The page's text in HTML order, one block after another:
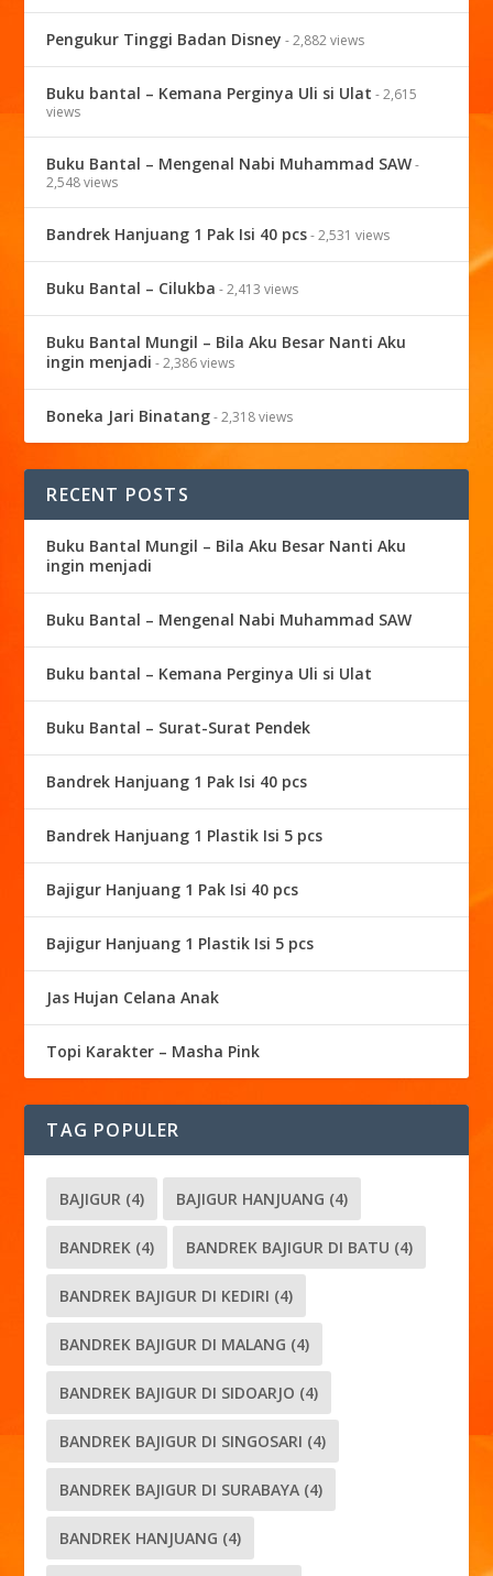
Pengukur Tinggi Badan Disney - 2,882 views
Buku bantal – Kemana Perginya Uli si Ulat - 2,615
views
Buku Bantal – Mengenal Nabi Muhammad SAW-
2,548 views
Bandrek Hanjuang 1 Pak Isi 40 pcs- 2,531 views
Buku Bantal – Cilukba - 2,413 views
Buku Bantal Mungil – Bila Aku Besar Nanti Aku
ingin menjadi - 2,386 views
Boneka Jari Binatang- 2,318 views
RECENT POSTS
Buku Bantal Mungil – Bila Aku Besar Nanti Aku
ingin menjadi
Buku Bantal – Mengenal Nabi Muhammad SAW
Buku bantal – Kemana Perginya Uli si Ulat
Buku Bantal – Surat-Surat Pendek
Bandrek Hanjuang 1 Pak Isi 40 pcs
Bandrek Hanjuang 1 Plastik Isi 5 pcs
Bajigur Hanjuang 1 Pak Isi 40 pcs
Bajigur Hanjuang 1 Plastik Isi 5 pcs
Jas Hujan Celana Anak
Topi Karakter – Masha Pink
TAG POPULER
BAJIGUR (4) BAJIGUR HANJUANG (4)
BANDREK (4) BANDREK BAJIGUR DI BATU (4)
BANDREK BAJIGUR DI KEDIRI (4)
BANDREK BAJIGUR DI MALANG (4)
BANDREK BAJIGUR DI SIDOARJO (4)
BANDREK BAJIGUR DI SINGOSARI (4)
BANDREK BAJIGUR DI SURABAYA (4)
BANDREK HANJUANG (4)